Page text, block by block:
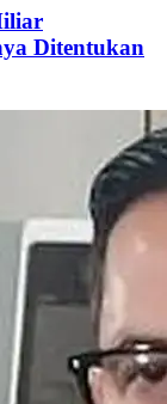
Ditentukan